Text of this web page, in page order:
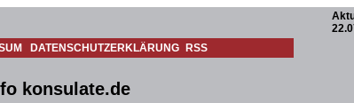
DATENSCHUTZERKLÄRUNG RSS
konsulate.de